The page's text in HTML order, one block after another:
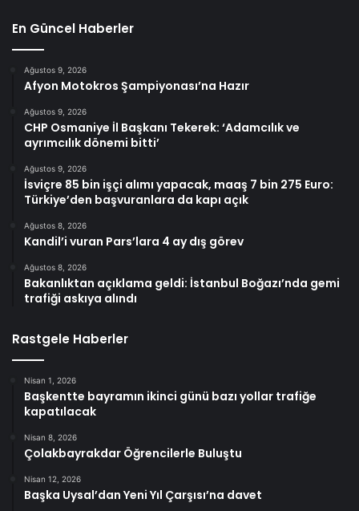
En Güncel Haberler
Ağustos 9, 2026
Afyon Motokros Şampiyonası’na Hazır
Ağustos 9, 2026
CHP Osmaniye İl Başkanı Tekerek: ‘Adamcılık ve
ayrımcılık dönemi bitti’
Ağustos 9, 2026
İsviçre 85 bin işçi alımı yapacak, maaş 7 bin 275 Euro:
Türkiye’den başvuranlara da kapı açık
Ağustos 8, 2026
Kandil’i vuran Pars’lara 4 ay dış görev
Ağustos 8, 2026
Bakanlıktan açıklama geldi: İstanbul Boğazı’nda gemi
trafiği askıya alındı
Rastgele Haberler
Nisan 1, 2026
Başkentte bayramın ikinci günü bazı yollar trafiğe
kapatılacak
Nisan 8, 2026
Çolakbayrakdar Öğrencilerle Buluştu
Nisan 12, 2026
Başka Uysal’dan Yeni Yıl Çarşısı’na davet